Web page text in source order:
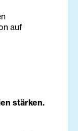
auf
stärken.